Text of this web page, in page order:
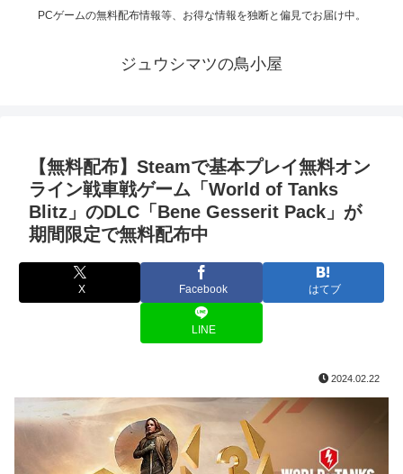
PCゲームの無料配布情報等、お得な情報を独断と偏見でお届け中。
ジュウシマツの鳥小屋
【無料配布】Steamで基本プレイ無料オン
ライン戦車戦ゲーム「World of Tanks
Blitz」のDLC「Bene Gesserit Pack」が
期間限定で無料配布中
X Facebook はてブ
LINE
2024.02.22